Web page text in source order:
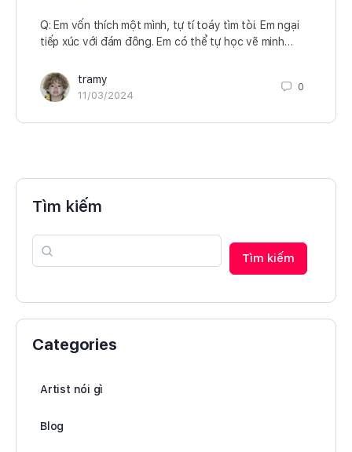
Q: Em vốn thích một mình, tự tí toáy tìm tòi. Em ngại
tiếp xúc với đám đông. Em có thể tự học vẽ minh…
tramy
11/03/2024
0
Tìm kiếm
Tìm kiếm
Categories
Artist nói gì
Blog